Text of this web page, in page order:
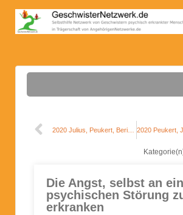
2020 Julius, Peukert, Bericht Geschwistertreffen Wiesbaden
Die Angst, selbst an
psychischen Störung
erkranken